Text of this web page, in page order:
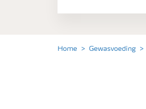
Home Gewasvoeding